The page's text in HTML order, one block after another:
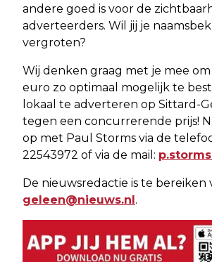
andere goed is voor de
adverteerders. Wil jij je
vergroten?
Wij denken graag met je mee
euro zo optimaal mogelijk te
lokaal te adverteren op Sittard-
tegen een concurrerende prijs!
op met Paul Storms via de
22543972 of via de mail:
De nieuwsredactie is te bereiken
geleen@nieuws.nl.